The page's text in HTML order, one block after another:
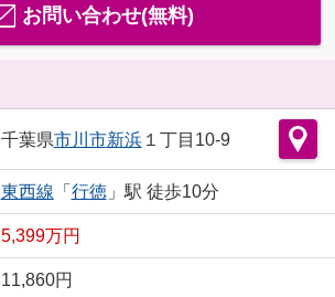
お問い合わせ(無料)
千葉県市川市新浜１丁目10-9
東西線 「 行徳」駅 徒歩10分
5,399万円
11,860円